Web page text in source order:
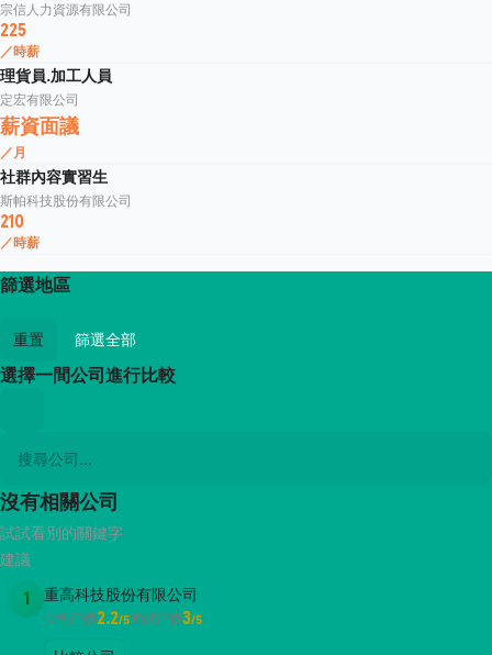
宗信人力資源有限公司
225
／時薪
理貨員.加工人員
定宏有限公司
薪資面議
／月
社群內容實習生
斯帕科技股份有限公司
210
／時薪
篩選地區
重置 篩選全部
選擇一間公司進行比較
沒有相關公司
試試看別的關鍵字
建議
1 重高科技股份有限公司
公司評價2.2/5面試評價3/5